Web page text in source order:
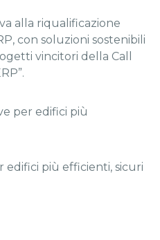
alla riqualificazione
con soluzioni sostenibili
vincitori della Call
per edifici più
edifici più efficienti, sicuri